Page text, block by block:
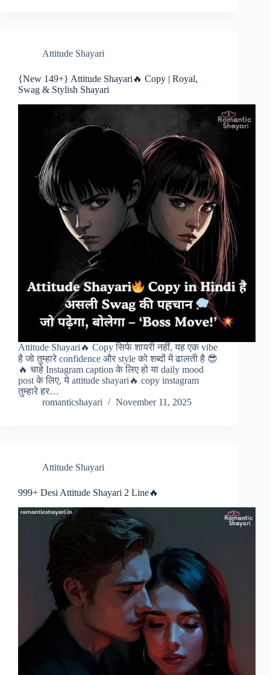
Attitude Shayari
{New 149+} Attitude Shayari🔥 Copy | Royal,
Swag & Stylish Shayari
Attitude Shayari🔥 Copy सिर्फ शायरी नहीं, यह एक vibe
है जो तुम्हारे confidence और style को शब्दों में ढालती है 😎
🔥 चाहे Instagram caption के लिए हो या daily mood
post के लिए, ये attitude shayari🔥 copy instagram
तुम्हारे हर…
romanticshayari
November 11, 2025
Attitude Shayari
999+ Desi Attitude Shayari 2 Line🔥